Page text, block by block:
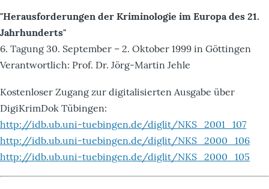
"Herausforderungen der Kriminologie im Europa des 21.
Jahrhunderts"
6. Tagung 30. September – 2. Oktober 1999 in Göttingen
Verantwortlich: Prof. Dr. Jörg-Martin Jehle
Kostenloser Zugang zur digitalisierten Ausgabe über
DigiKrimDok Tübingen:
http://idb.ub.uni-tuebingen.de/diglit/NKS_2001_107
http://idb.ub.uni-tuebingen.de/diglit/NKS_2000_106
http://idb.ub.uni-tuebingen.de/diglit/NKS_2000_105